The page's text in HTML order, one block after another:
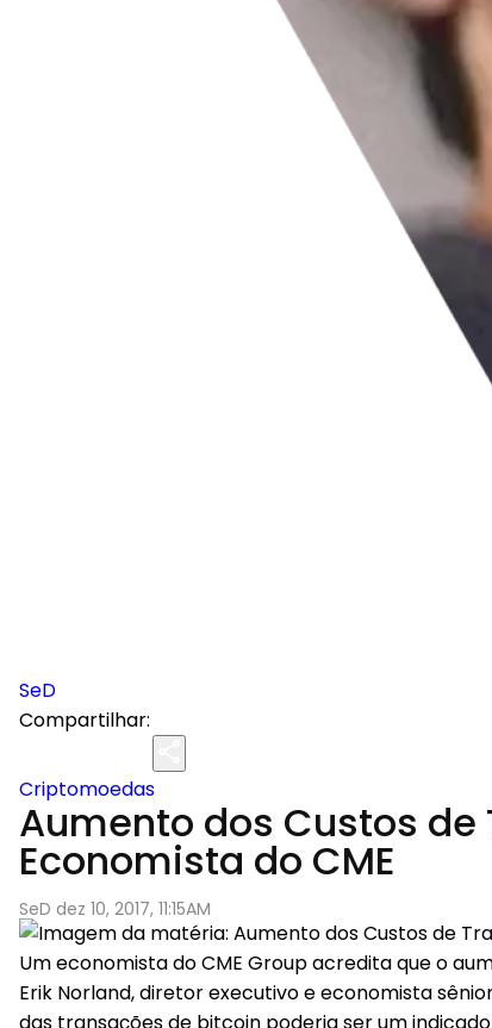
SeD
Compartilhar:
Criptomoedas
Aumento dos Custos de
Economista do CME
SeD dez 10, 2017, 11:15AM
Um economista do CME Group acredita que o
Erik Norland, diretor executivo e economista